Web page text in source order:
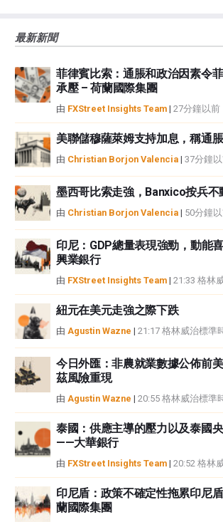
觀點，並不代表FXStreet或其廣告商的官方政策或立場。
如果文章正文中沒有明確提到，在撰寫本文時，作者在本
中都沒有頭寸，也沒有與文中提到的任何公司有業務關係
者沒有收到撰寫這篇文章的報酬。
性不作任何陳述。FXStreet和作者將不承擔任何錯誤，遺
或損害由此資訊及其顯示或使用引起的。錯誤和遺漏除外
FXStreet並非註冊投資顧問，本文內容無意提供任何投資
最新新聞
菲律賓比索：通脹和政治因素令
承壓 – 荷蘭國際集團
由 FXStreet Insights Team | 27分鐘以前
美聯儲穆薩萊姆支持加息，稱通
由 Christian Borjon Valencia | 37分鐘
墨西哥比索走強，Banxico按兵不
由 Christian Borjon Valencia | 50分鐘
印尼：GDP總量表現強勁，動能
興業銀行
由 FXStreet Insights Team | 21:33 格林
紐元在美元走強之際下跌
由 Agustin Wazne | 21:17 格林威治標準
今日外匯：非農就業數據公佈前
茲風險重現
由 Agustin Wazne | 20:55 格林威治標準
泰國：供應主導的壓力以及泰國
——大華銀行
由 FXStreet Insights Team | 20:52 格林
印尼盾：政策不確定性拖累印尼
蘭國際集團